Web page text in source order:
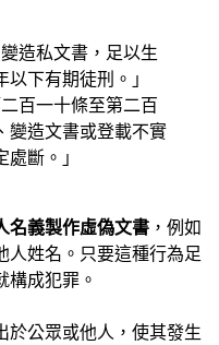
造私文書，足以生
下有期徒刑。」
百一十條至第二百
變造文書或登載不實
斷。」
名義製作虛偽文書 ，例如
人姓名。只要這種行為足
構成犯罪。
於公眾或他人，使其發生